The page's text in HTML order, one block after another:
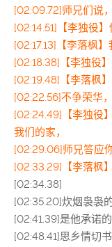
[02:09.72]师兄们说
[02:14.51]【李独役
[02:17.13]【李落枫】
[02:18.38]【李独役
[02:19.48]【李落枫
[02:22.56]不争荣华
[02:24.49]【李独役
我们的家，
[02:29.06]师兄答应
[02:33.29]【李落枫
[02:34.38]
[02:35.20]炊烟袅袅
[02:41.39]是他承诺
[02:48.41]思乡情切